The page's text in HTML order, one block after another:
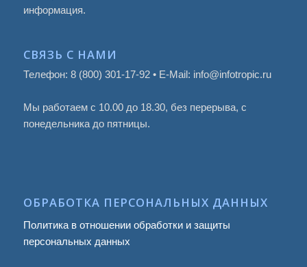
информация.
СВЯЗЬ С НАМИ
Телефон: 8 (800) 301-17-92 • E-Mail: info@infotropic.ru
Мы работаем с 10.00 до 18.30, без перерыва, с
понедельника до пятницы.
ОБРАБОТКА ПЕРСОНАЛЬНЫХ ДАННЫХ
Политика в отношении обработки и защиты
персональных данных